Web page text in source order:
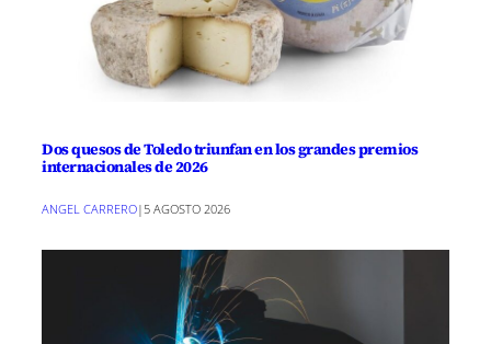
Dos quesos de Toledo triunfan en los grandes premios
internacionales de 2026
ANGEL CARRERO| 5 AGOSTO 2026